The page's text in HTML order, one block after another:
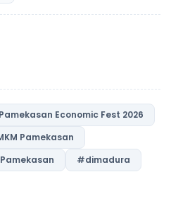
Economic Fest 2026
Pamekasan
#dimadura